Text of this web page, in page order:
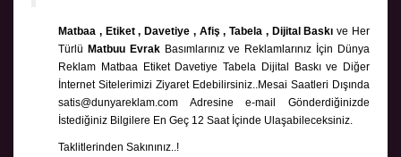
Matbaa , Etiket , Davetiye , Afiş , Tabela , Dijital Baskı ve Her
Türlü Matbuu EvrakBasımlarınız ve Reklamlarınız İçin Dünya
Reklam Matbaa Etiket Davetiye Tabela Dijital Baskı ve Diğer
İnternet Sitelerimizi Ziyaret Edebilirsiniz..Mesai Saatleri Dışında
satis@dunyareklam.com Adresine e-mail Gönderdiğinizde
İstediğiniz Bilgilere En Geç 12 Saat İçinde Ulaşabileceksiniz.
Taklitlerinden Sakınınız..!